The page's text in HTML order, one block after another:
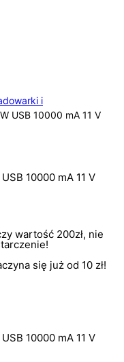
i
USB 10000 mA 11 V
10000 mA 11 V
wartość 200zł, nie
się już od 10 zł!
10000 mA 11 V